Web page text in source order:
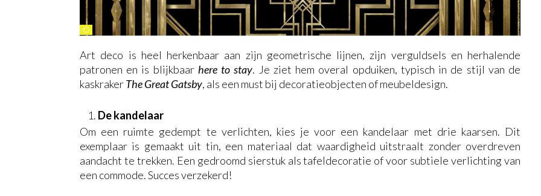
©
Art deco is heel herkenbaar aan zijn geometrische lijnen, zijn verguldsels en herhalende
patronen en is blijkbaar here to stay. Je ziet hem overal opduiken, typisch in de stijl van de
kaskrakerThe Great Gatsby, als een must bij decoratieobjecten of meubeldesign.
De kandelaar
Om een ruimte gedempt te verlichten, kies je voor een kandelaar met drie kaarsen. Dit
exemplaar is gemaakt uit tin, een materiaal dat waardigheid uitstraalt zonder overdreven
aandacht te trekken. Een gedroomd sierstuk als tafeldecoratie of voor subtiele verlichting van
een commode. Succes verzekerd!